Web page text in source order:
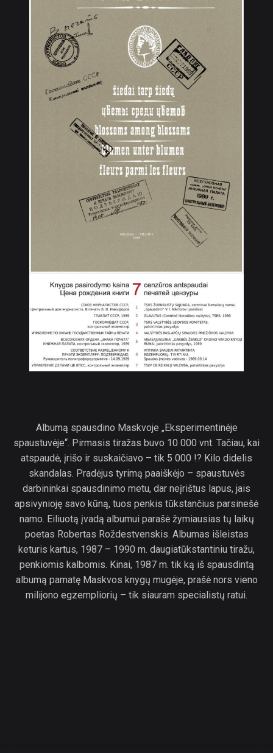
Albumą spausdino Maskvoje „Eksperimentinėje
spaustuvėje“. Pirmasis tiražas buvo 10 000 vnt. Tačiau, kai
atspaudė, įrišo ir suskaičiavo – tik 5 000 !? Kilo didelis
skandalas. Pradėjus tyrimą paaiškėjo – spaustuvės
darbininkai spausdinimo metu, dar neįrištus lapus, jais
apsivynioję savo kūną, tuos penkis tūkstančius parsinešė
namo. Eiliuotą įvadą albumui parašė žymiausias tų laikų
poetas Robertas Roždestvenskis. Albumas išleistas
keturis kartus, 1987 – 1990 m. daugiatūkstantiniu tiražu,
penkiomis kalbomis. Kinai, 1987 m. tik ką iš spausdintą
albumą pamatę Maskvos knygų mugėje, prašė nors vieno
milijono egzempliorių – tik siauram specialistų ratui.